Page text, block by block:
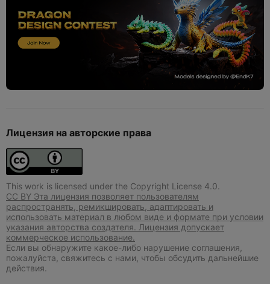
Лицензия на авторские права
This work is licensed under the Copyright License 4.0.
CC BY Эта лицензия позволяет пользователям
распространять, ремикшировать, адаптировать и
использовать материал в любом виде и формате при условии
указания авторства создателя. Лицензия допускает
коммерческое использование.
Если вы обнаружите какое-либо нарушение соглашения,
пожалуйста, свяжитесь с нами, чтобы обсудить дальнейшие
действия.